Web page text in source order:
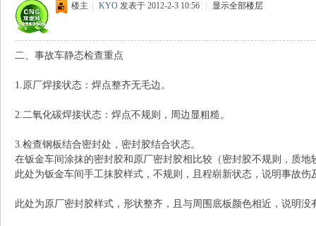
楼主 KYO 发表于 2012-2-3 10:56 显示全部楼层
二、事故车静态检查重点
1.原厂焊接状态：焊点整齐无毛边。
2.二氧化碳焊接状态：焊点不规则，周边显粗糙。
3.检查钢板结合密封处，密封胶结合状态。
在钣金车间涂抹的密封胶和原厂密封胶相比较（密封胶不规则，质
此处为钣金车间手工抹胶样式，不规则，且程崭新状态，说明事故伤
此处为原厂密封胶样式，形状整齐，且与周围底板颜色相近，说明没